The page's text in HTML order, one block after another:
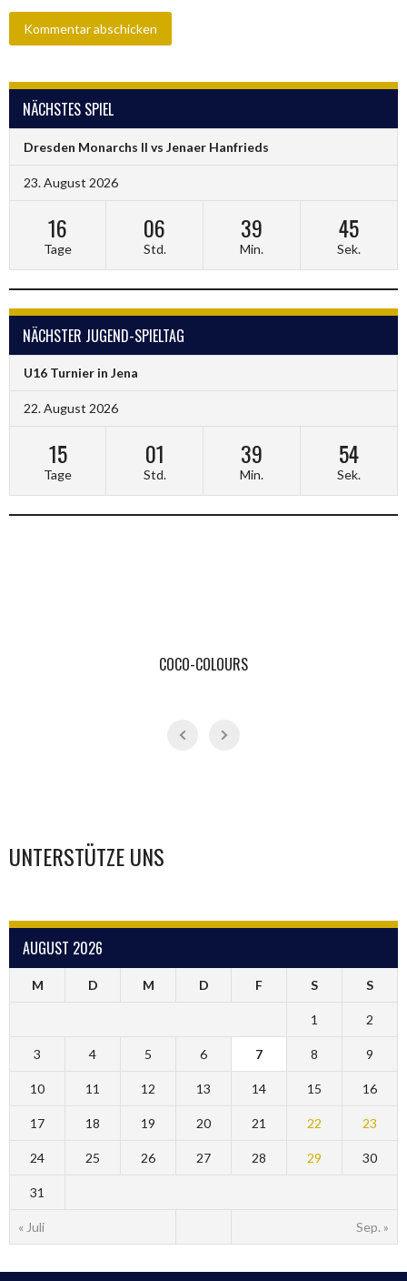
NÄCHSTES SPIEL
Dresden Monarchs II vs Jenaer Hanfrieds
23. August 2026
16
Tage
06
Std.
39
Min.
44
Sek.
NÄCHSTER JUGEND-SPIELTAG
U16 Turnier in Jena
22. August 2026
15
Tage
01
Std.
39
Min.
53
Sek.
COCO-COLOURS
UNTERSTÜTZE UNS
AUGUST 2026
M D M D F S S
« Juli Sep. »
1 2
3 4 5 6 7 8 9
10 11 12 13 14 15 16
17 18 19 20 21 22 23
24 25 26 27 28 29 30
31